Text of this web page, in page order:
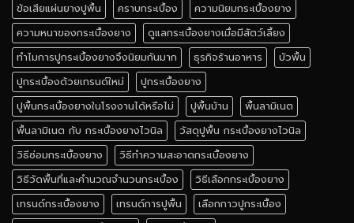
ข้อเสียแผ่นยางปูพื้น
คราบกระเบื้อง
ความนิยมกระเบื้องยาง
ความหนาของกระเบื้องยาง
ดูแลกระเบื้องยางเมื่อมีสัตว์เลี้ยง
ทำไมการปูกระเบื้องยางจึงนิยมกันมาก
ธุรกิจร้านอาหาร
บัวพื้น
ปูกระเบื้องด้วยเทรนด์ใหม่
ปูกระเบื้องยาง
ปูพื้นกระเบื้องยางในโรงงานได้หรือไม่
ปูพื้นบ้าน
พื้นลามิเนต
พื้นลามิเนต กับ กระเบื้องยางไวนิล
วัสดุปูพื้น กระเบื้องยางไวนิล
วิธีซ่อมกระเบื้องยาง
วิธีทำความสะอาดกระเบื้องยาง
วิธีวัดพื้นที่และคำนวณจำนวนกระเบื้อง
วิธีเลือกกระเบื้องยาง
เทรนด์กระเบื้องยาง
เทรนด์การปูพื้น
เลือกกาวปูกระเบื้อง